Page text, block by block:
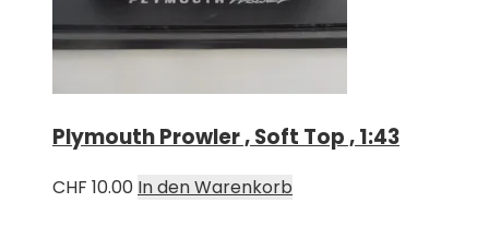
Plymouth Prowler , Soft Top , 1:43
CHF 10.00 In den Warenkorb